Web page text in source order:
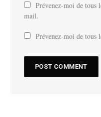
Prévenez-moi de tous
mail.
Prévenez-moi de tous